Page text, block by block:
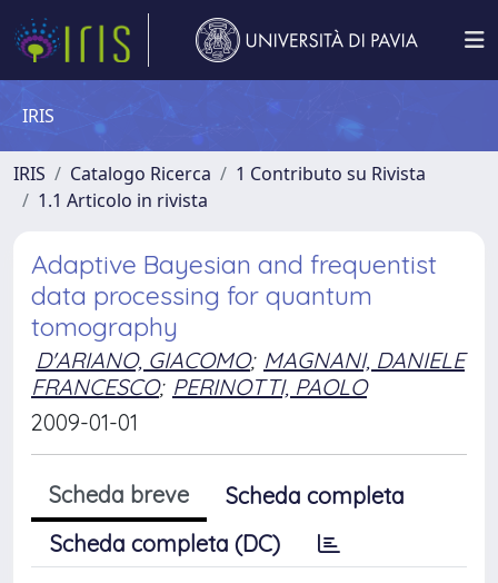
IRIS
IRIS Catalogo Ricerca
1 Contributo su Rivista
1.1 Articolo in rivista
Adaptive Bayesian and frequentist
data processing for quantum
tomography
D'ARIANO, GIACOMO; MAGNANI, DANIELE
FRANCESCO; PERINOTTI, PAOLO
2009-01-01
Scheda breve
Scheda completa
Scheda completa (DC)